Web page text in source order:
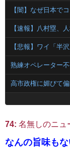
74: 名無しのニュ
なんの旨味も